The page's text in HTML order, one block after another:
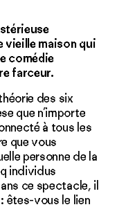
vieille maison qui
comédie
farceur.
des six
que n’importe
à tous les
que vous
personne de la
individus
ce spectacle, il
êtes-vous le lien